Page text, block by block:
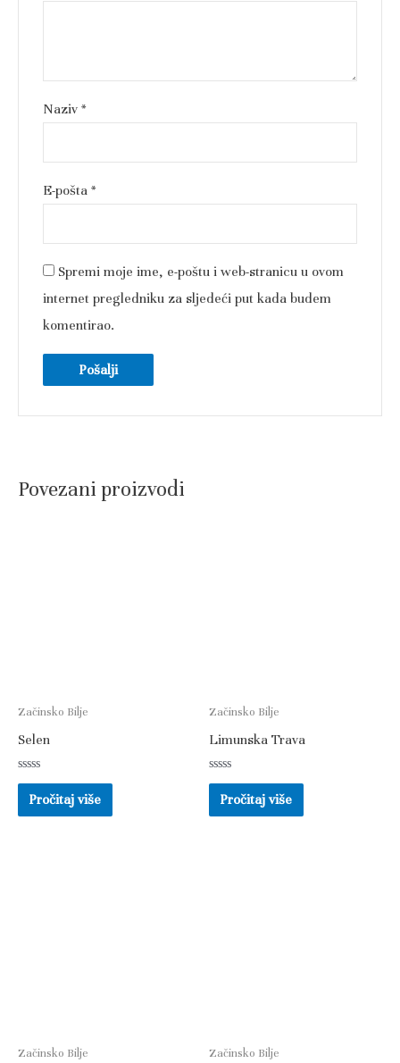
Naziv*
E-pošta*
Spremi moje ime, e-poštu i web-stranicu u ovom
internet pregledniku za sljedeći put kada budem
komentirao.
Povezani proizvodi
Začinsko Bilje
Selen
Ocjenjeno
od
5
Pročitaj više
Začinsko Bilje
Limunska Trava
Ocjenjeno
od
5
Pročitaj više
Začinsko Bilje Začinsko Bilje